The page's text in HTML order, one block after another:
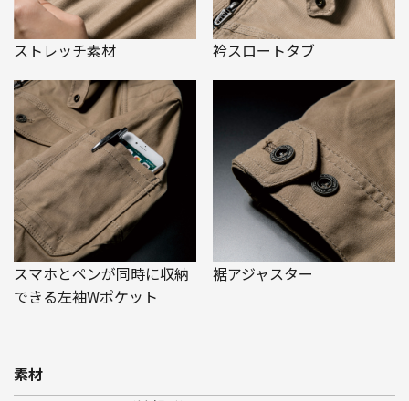
ストレッチ素材 衿スロートタブ
スマホとペンが同時に収納
できる左袖Wポケット
裾アジャスター
素材